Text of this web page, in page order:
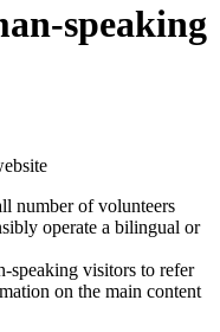
speaking
number of volunteers
operate a bilingual or
speaking visitors to refer
on the main content